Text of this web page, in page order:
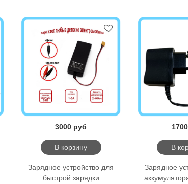
3000 руб
В корзину
Зарядное уcтройство для
быстрой зарядки
В
Зарядное